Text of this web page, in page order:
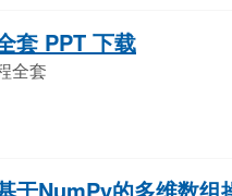
套 PPT 下载
全套